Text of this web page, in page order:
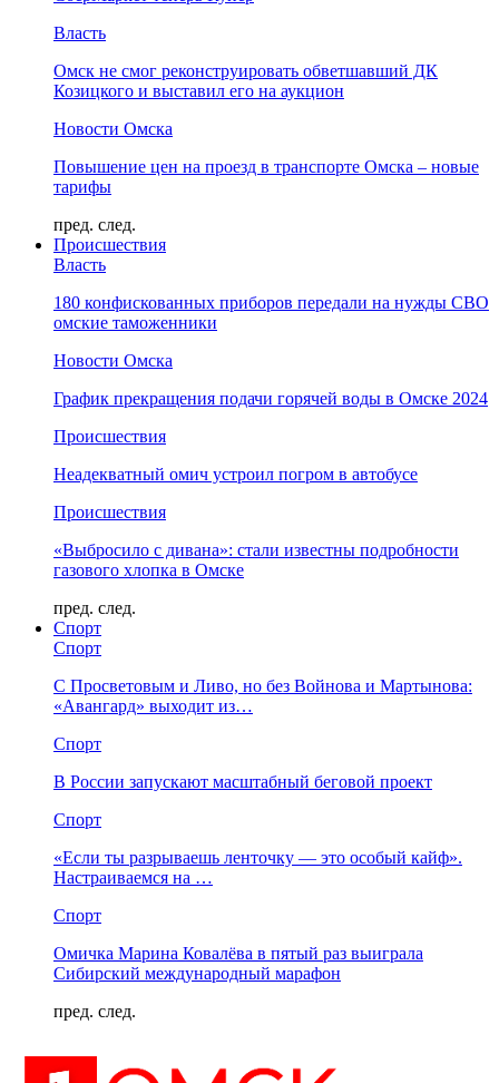
Власть
Омск не смог реконструировать обветшавший ДК
Козицкого и выставил его на аукцион
Новости Омска
Повышение цен на проезд в транспорте Омска – новые
тарифы
пред. след.
Происшествия
Власть
180 конфискованных приборов передали на нужды СВО
омские таможенники
Новости Омска
График прекращения подачи горячей воды в Омске 2024
Происшествия
Неадекватный омич устроил погром в автобусе
Происшествия
«Выбросило с дивана»: стали известны подробности
газового хлопка в Омске
пред. след.
Спорт
Спорт
С Просветовым и Ливо, но без Войнова и Мартынова:
«Авангард» выходит из…
Спорт
В России запускают масштабный беговой проект
Спорт
«Если ты разрываешь ленточку — это особый кайф».
Настраиваемся на …
Спорт
Омичка Марина Ковалёва в пятый раз выиграла
Сибирский международный марафон
пред. след.